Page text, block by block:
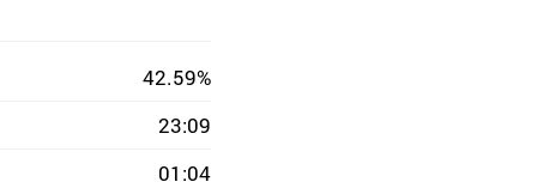
42.59%
23:09
01:04